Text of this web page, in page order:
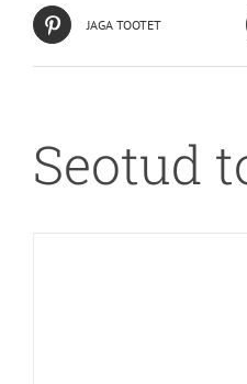
JAGA TOOTET
Seotud